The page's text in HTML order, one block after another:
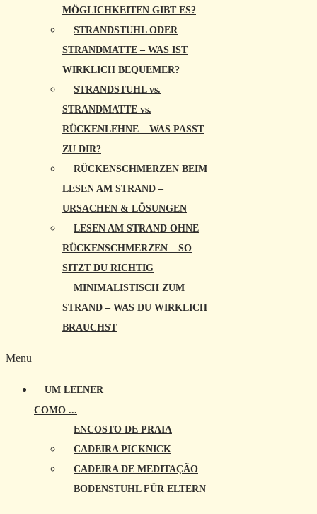
MÖGLICHKEITEN GIBT ES?
STRANDSTUHL ODER
STRANDMATTE – WAS IST
WIRKLICH BEQUEMER?
STRANDSTUHL vs.
STRANDMATTE vs.
RÜCKENLEHNE – WAS PASST
ZU DIR?
RÜCKENSCHMERZEN BEIM
LESEN AM STRAND –
URSACHEN & LÖSUNGEN
LESEN AM STRAND OHNE
RÜCKENSCHMERZEN – SO
SITZT DU RICHTIG
MINIMALISTISCH ZUM
STRAND – WAS DU WIRKLICH
BRAUCHST
Menu
UM LEENER
COMO ...
ENCOSTO DE PRAIA
CADEIRA PICKNICK
CADEIRA DE MEDITAÇÃO
BODENSTUHL FÜR ELTERN